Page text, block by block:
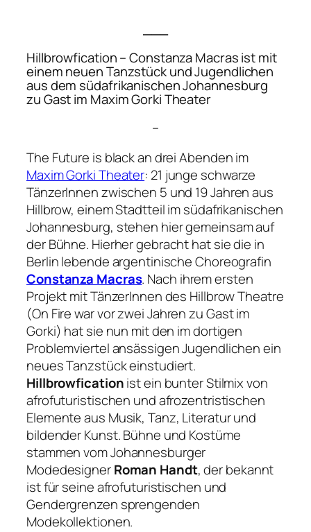
Hillbrowfication– Constanza Macras ist mit
einem neuen Tanzstück und Jugendlichen
aus dem südafrikanischen Johannesburg
zu Gast im Maxim Gorki Theater
–
The Future is black an drei Abenden im
Maxim Gorki Theater: 21 junge schwarze
TänzerInnen zwischen 5 und 19 Jahren aus
Hillbrow, einem Stadtteil im südafrikanischen
Johannesburg, stehen hier gemeinsam auf
der Bühne. Hierher gebracht hat sie die in
Berlin lebende argentinische Choreografin
Constanza Macras. Nach ihrem ersten
Projekt mit TänzerInnen des Hillbrow Theatre
(On Firewar vor zwei Jahren zu Gast im
Gorki) hat sie nun mit den im dortigen
Problemviertel ansässigen Jugendlichen ein
neues Tanzstück einstudiert.
Hillbrowficationist ein bunter Stilmix von
afrofuturistischen und afrozentristischen
Elemente aus Musik, Tanz, Literatur und
bildender Kunst. Bühne und Kostüme
stammen vom Johannesburger
ModedesignerRoman Handt, der bekannt
ist für seine afrofuturistischen und
Gendergrenzen sprengenden
Modekollektionen.